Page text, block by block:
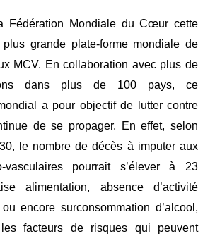
Fédération Mondiale du Cœur cette
grande plate-forme mondiale de
MCV. En collaboration avec plus de
dans plus de 100 pays, ce
a pour objectif de lutter contre
de se propager. En effet, selon
le nombre de décès à imputer aux
vasculaires pourrait s’élever à 23
alimentation, absence d’activité
encore surconsommation d’alcool,
facteurs de risques qui peuvent